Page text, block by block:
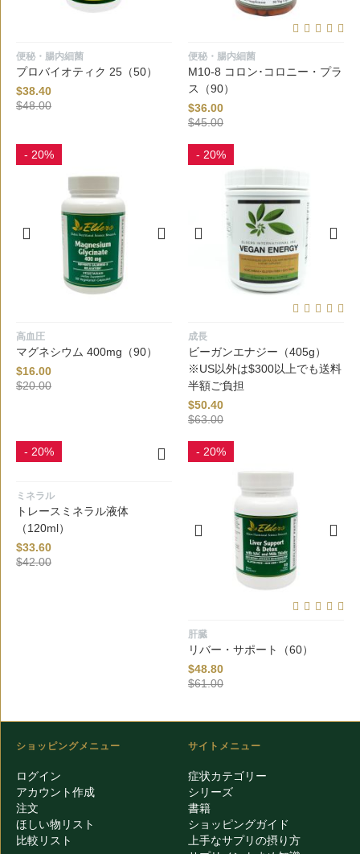
便秘・腸内細菌
プロバイオティク 25（50）
$38.40
$48.00
便秘・腸内細菌
M10-8 コロン･コロニー・プラ
ス（90）
$36.00
$45.00
- 20%
高血圧
マグネシウム 400mg（90）
$16.00
$20.00
- 20%
成長
ビーガンエナジー（405g）
※US以外は$300以上でも送料
半額ご負担
$50.40
$63.00
- 20%
ミネラル
トレースミネラル液体
（120ml）
$33.60
$42.00
- 20%
肝臓
リバー・サポート（60）
$48.80
$61.00
ショッピングメニュー
ログイン
アカウント作成
注文
ほしい物リスト
比較リスト
サイトメニュー
症状カテゴリー
シリーズ
書籍
ショッピングガイド
上手なサプリの摂り方